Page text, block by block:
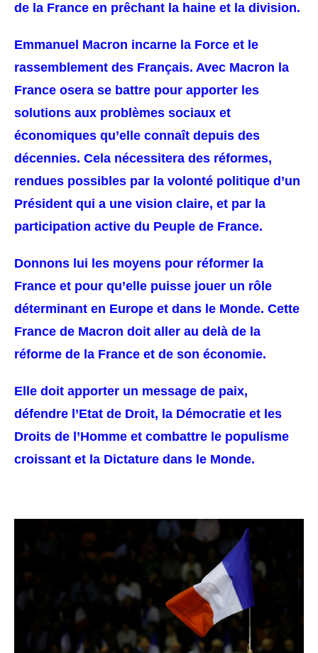
de la France en prêchant la haine et la division.
Emmanuel Macron incarne la Force et le
rassemblement des Français. Avec Macron la
France osera se battre pour apporter les
solutions aux problèmes sociaux et
économiques qu’elle connaît depuis des
décennies. Cela nécessitera des réformes,
rendues possibles par la volonté politique d’un
Président qui a une vision claire, et par la
participation active du Peuple de France.
Donnons lui les moyens pour réformer la
France et pour qu’elle puisse jouer un rôle
déterminant en Europe et dans le Monde. Cette
France de Macron doit aller au delà de la
réforme de la France et de son économie.
Elle doit apporter un message de paix,
défendre l’Etat de Droit, la Démocratie et les
Droits de l’Homme et combattre le populisme
croissant et la Dictature dans le Monde.